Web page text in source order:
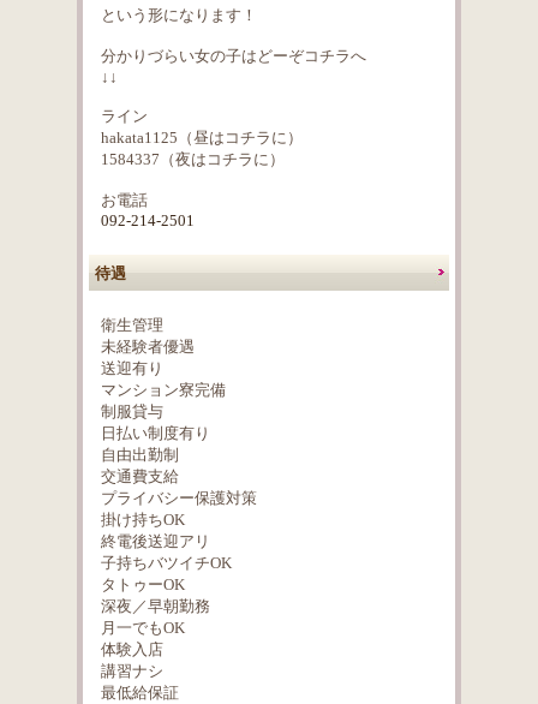
という形になります！
分かりづらい女の子はどーぞコチラへ
↓↓
ライン
hakata1125（昼はコチラに）
1584337（夜はコチラに）
お電話
092-214-2501
待遇
衛生管理
未経験者優遇
送迎有り
マンション寮完備
制服貸与
日払い制度有り
自由出勤制
交通費支給
プライバシー保護対策
掛け持ちOK
終電後送迎アリ
子持ちバツイチOK
タトゥーOK
深夜／早朝勤務
月一でもOK
体験入店
講習ナシ
最低給保証